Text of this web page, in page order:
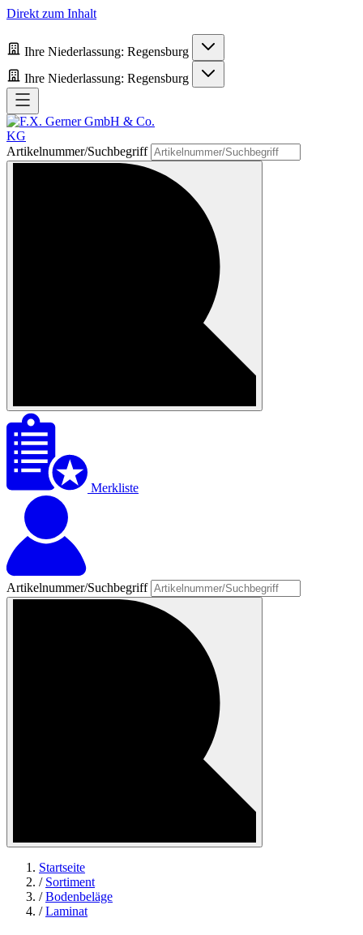
Direkt zum Inhalt
Ihre Niederlassung: Regensburg
Ihre Niederlassung: Regensburg
Artikelnummer/Suchbegriff
Merkliste
Artikelnummer/Suchbegriff
Startseite
/ Sortiment
/ Bodenbeläge
/ Laminat